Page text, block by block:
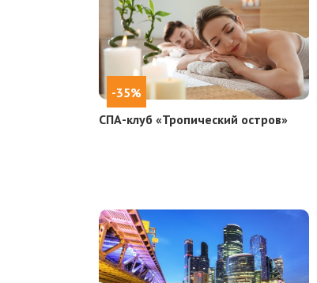
-35%
СПА-клуб «Тропический остров»